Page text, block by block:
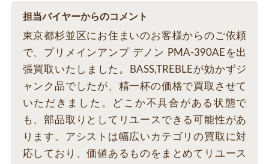
担当バイヤーからのコメント
東京都杉並区にお住まいのお客様からのご依頼
で、プリメインアンプ デノン PMA-390AEを出
張買取いたしました。BASS,TREBLEが効かずジ
ャンク品でしたが、精一杯の価格で買取させて
いただきました。どこか不具合がある状態で
も、部品取りとしてリユースできる可能性があ
ります。アシストは幅広いカテゴリの買取に対
応しており、価値あるものをまとめてリユース